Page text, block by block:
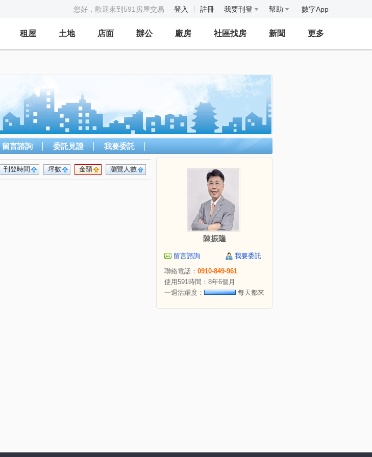
您好，歡迎來到591房屋交易 登入 註冊 我要刊登 幫助 數字App
租屋 土地 店面 辦公 廠房 社區找房 新聞 更多
留言諮詢 委託見證 我要委託
瀏覽人數
金額
坪數
刊登時間
陳振隆
留言諮詢
我要委託
聯絡電話： 0910-849-961
使用591時間：8年6個月
一週活躍度：
每天都來